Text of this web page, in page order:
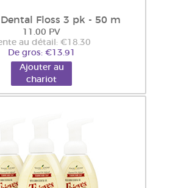
Dental Floss 3 pk - 50 m
11.00 PV
au détail: €18.30
De gros: €13.91
Ajouter au
chariot